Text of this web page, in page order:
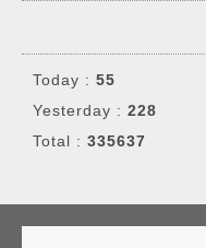
Today : 55
Yesterday : 228
Total : 335637